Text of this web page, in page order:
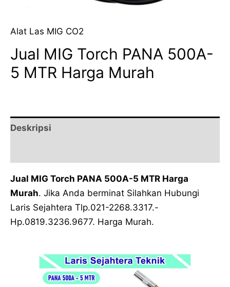
Alat Las MIG CO2
Jual MIG Torch PANA 500A-
5 MTR Harga Murah
Deskripsi
Jual MIG Torch PANA 500A-5 MTR Harga
Murah. Jika Anda berminat Silahkan Hubungi
Laris Sejahtera Tlp.021-2268.3317.-
Hp.0819.3236.9677. Harga Murah.